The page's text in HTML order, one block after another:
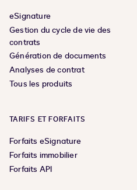
eSignature
Gestion du cycle de vie des
contrats
Génération de documents
Analyses de contrat
Tous les produits
TARIFS ET FORFAITS
Forfaits eSignature
Forfaits immobilier
Forfaits API